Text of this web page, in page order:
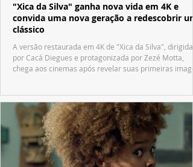
"Xica da Silva" ganha nova vida em 4K e
convida uma nova geração a redescobrir um
clássico
A versão restaurada em 4K de "Xica da Silva", dirigida
por Cacá Diegues e protagonizada por Zezé Motta,
chega aos cinemas após revelar suas primeiras